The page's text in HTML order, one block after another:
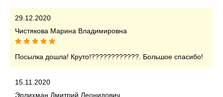
29.12.2020
Чистякова Марина Владимировна
Посылка дошла! Круто!????????????. Большое спасибо!
15.11.2020
Эрлихман Дмитрий Леонидович